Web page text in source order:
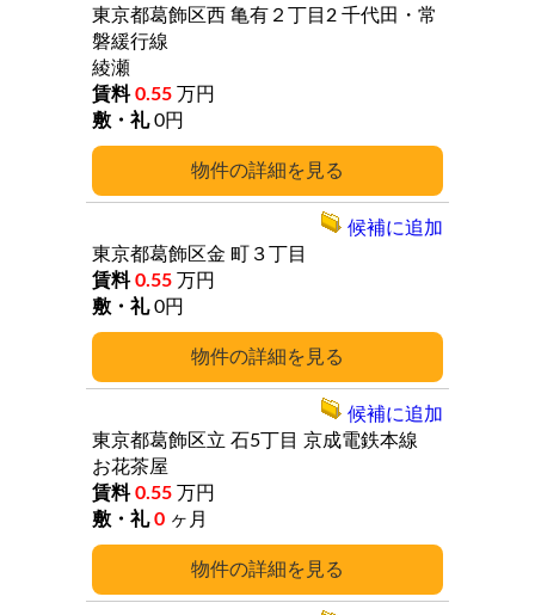
詳細
東京都葛飾区西 亀有２丁目2 千代田・常
磐緩行線
綾瀬
0.55 万円
0円
詳細
東京都葛飾区金 町３丁目
0.55 万円
0円
候補に追加
詳細
東京都葛飾区立 石5丁目 京成電鉄本線
お花茶屋
0.55 万円
0 ヶ月
候補に追加